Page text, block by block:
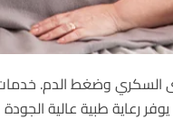
السكري وضغط الدم.
رعاية طبية عالية